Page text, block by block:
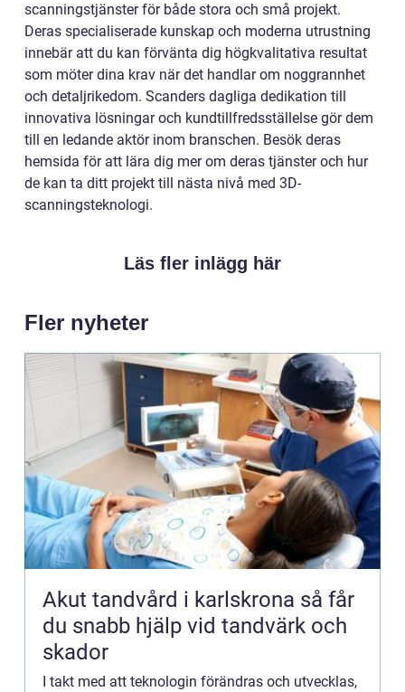
scanningstjänster för både stora och små projekt.
Deras specialiserade kunskap och moderna utrustning
innebär att du kan förvänta dig högkvalitativa resultat
som möter dina krav när det handlar om noggrannhet
och detaljrikedom. Scanders dagliga dedikation till
innovativa lösningar och kundtillfredsställelse gör dem
till en ledande aktör inom branschen. Besök deras
hemsida för att lära dig mer om deras tjänster och hur
de kan ta ditt projekt till nästa nivå med 3D-
scanningsteknologi.
Läs fler inlägg här
Fler nyheter
Akut tandvård i karlskrona så får
du snabb hjälp vid tandvärk och
skador
I takt med att teknologin förändras och utvecklas,